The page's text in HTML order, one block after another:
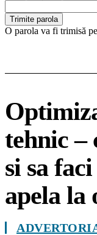
O parola va fi trimisă
tehnic –
si sa
apela la